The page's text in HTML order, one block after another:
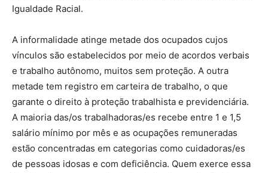
Igualdade Racial.
A informalidade atinge metade dos ocupados cujos
vínculos são estabelecidos por meio de acordos verbais
e trabalho autônomo, muitos sem proteção. A outra
metade tem registro em carteira de trabalho, o que
garante o direito à proteção trabalhista e previdenciária.
A maioria das/os trabalhadoras/es recebe entre 1 e 1,5
salário mínimo por mês e as ocupações remuneradas
estão concentradas em categorias como cuidadoras/es
de pessoas idosas e com deficiência. Quem exerce essa